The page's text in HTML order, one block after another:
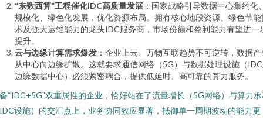
“东数西算”工程催化IDC高质量发展 ：国家战略引导数据中心集约化
规模化、绿色化发展，优化资源布局。拥有核心地段资源、绿色节能
术及强大运维能力的龙头IDC服务商，市场份额和盈利能力有望进一
提升。
云与边缘计算需求爆发 ：企业上云、万物互联趋势不可逆转，数据
从中心向边缘扩散。这就要求通信网络（5G）与数据处理设施（
边缘数据中心）必须紧密耦合，提供低延时、高可靠的算力服务。
“IDC+5G”双重属性的企业，恰好站在了流量增长（5G网络）与算力
设施）的交汇点上，业务协同效应显著，抵御单一周期波动的能力更